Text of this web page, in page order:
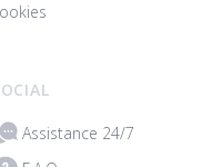
Assistance 24/7